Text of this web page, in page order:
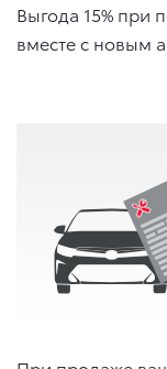
Выгода 15% при
вместе с новым